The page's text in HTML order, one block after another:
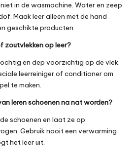
in de wasmachine. Water en zeep
Maak leer alleen met de hand
geschikte producten.
op leer?
en dep voorzichtig op de vlek.
leerreiniger of conditioner om
te maken.
leren schoenen na nat worden?
schoenen en laat ze op
Gebruik nooit een verwarming
het leer uit.